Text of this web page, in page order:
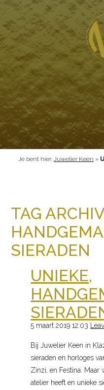
Je bent hier: Juwelier Keen »
TAG
SIERADEN
UNIEKE,
5 maart 2019 12:03
Bij Juwelier Keen in
sieraden en horloges
Zinzi, en Festina. Maar
atelier heeft en unieke